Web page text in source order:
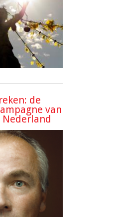
de
van
Nederland